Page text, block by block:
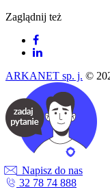
Zaglądnij też
ARKANET sp. j. ©
Napisz do nas
32 78 74 888